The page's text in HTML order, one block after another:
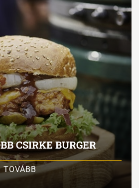
CSIRKE BURGER
TOVÁBB